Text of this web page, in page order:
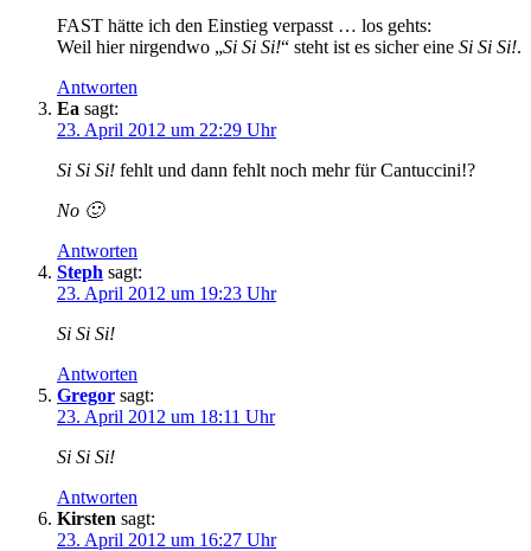
FAST hätte ich den Einstieg verpasst … los gehts:
Weil hier nirgendwo „Si Si Si!“ steht ist es sicher eine Si Si Si!.
Antworten
Ea sagt:
23. April 2012 um 22:29 Uhr
Si Si Si! fehlt und dann fehlt noch mehr für Cantuccini!?
No 🙂
Antworten
Steph sagt:
23. April 2012 um 19:23 Uhr
Si Si Si!
Antworten
Gregor sagt:
23. April 2012 um 18:11 Uhr
Si Si Si!
Antworten
Kirsten sagt:
23. April 2012 um 16:27 Uhr